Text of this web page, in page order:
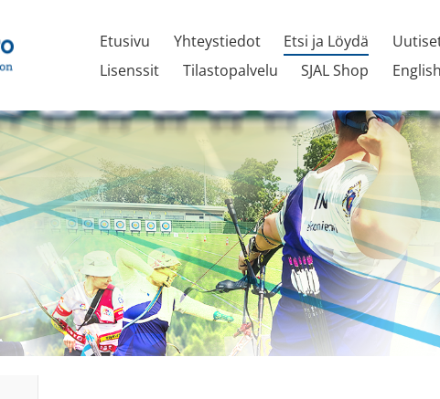
Etusivu Yhteystiedot Etsi ja Löydä
Lisenssit
Tilastopalvelu SJAL Shop English